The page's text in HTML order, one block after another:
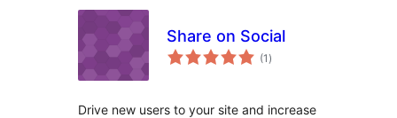
Share on Social
(1 总
评)
Drive new users to your site and increase